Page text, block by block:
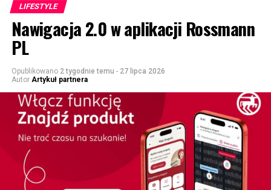
LIFESTYLE
Nawigacja 2.0 w aplikacji Rossmann
PL
Opublikowano 2 tygodnie temu - 27 lipca 2026
Autor Artykuł partnera